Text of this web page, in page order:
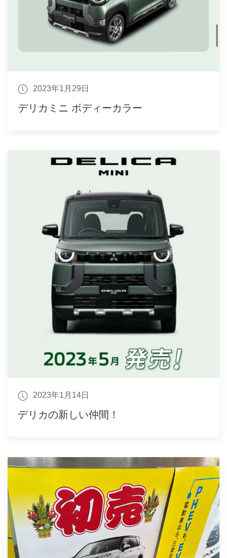
2023年1月29日
デリカミニ ボディーカラー
2023年1月14日
デリカの新しい仲間！